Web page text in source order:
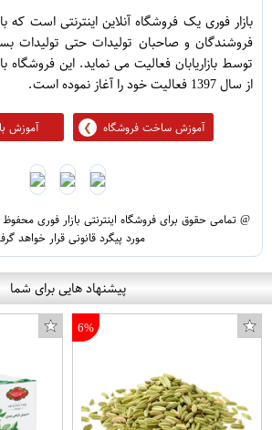
بازار فوری یک فروشگاه آنلاین اینترنتی است که
فروشندگان و صاحبان تولیدات حتی تولیدات
توسط بازاریابان فعالیت می نماید. این فروشگاه
از سال 1397 فعالیت خود را آغاز نموده است.
آموزش ساخت فروشگاه آموزش
@ تمامی حقوق برای فروشگاه اینترنتی بازار فوری
مورد پیگرد قانونی قرار خواهد
پیشنهاد هایی برای شما
6%